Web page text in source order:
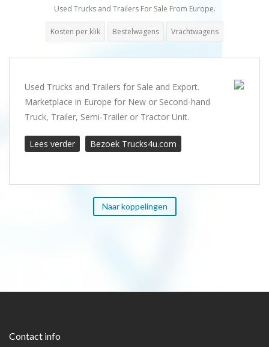
Used Trucks and Trailers For Sale From Europe.
Kosten per klik Bestelwagens Vrachtwagens
Used Trucks and Trailers for Sale and Export.
Marketplace in Europe for New or Second-hand
Truck, Trailer, Semi-Trailer or Tractor Unit.
Lees verder Bezoek Trucks4u.com
Naar koppelingen
Contact info